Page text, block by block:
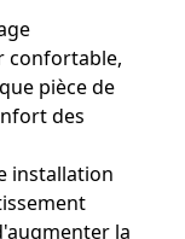
confortable,
pièce de
des
installation
la